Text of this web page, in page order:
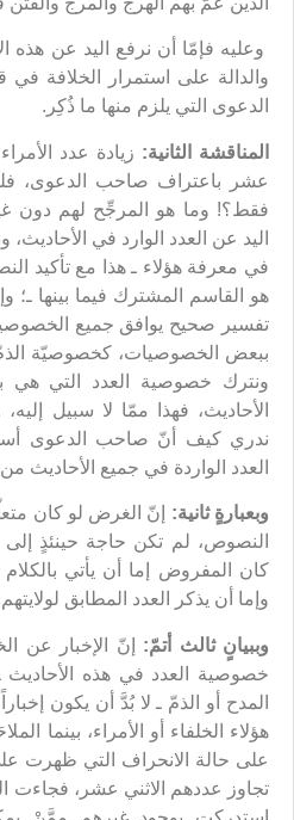
وعليه فإمّا أن نرفع اليد عن هذه
والدالة على استمرار الخلافة
الدعوى التي يلزم منها ما ذُكِر.
المناقشة الثانية: زيادة عدد
عشر باعتراف صاحب الدعوى،
فقط؟! وما هو المرجِّح لهم دون
اليد عن العدد الوارد في الأحاديث،
في معرفة هؤلاء ـ هذا مع تأكيد
هو القاسم المشترك فيما بينها ـ؛
تفسير صحيح يوافق جميع
ببعض الخصوصيات، كخصوصيّة
ونترك خصوصية العدد التي هي
الأحاديث، فهذا ممّا لا سبيل
ندري كيف أنّ صاحب الدعوى
العدد الواردة في جميع الأحاديث
وبعبارةٍ ثانية:
إنّ الغرض لو كان
النصوص، لم تكن حاجة حينئذٍ إلى
كان المفروض إما أن يأتي
وإما أن يذكر العدد المطابق
وببيانٍ ثالث أتمّ:
إنّ الإخبار عن
خصوصية العدد في هذه
المدح أو الذمّ ـ لا بُدَّ أن يكون
هؤلاء الخلفاء أو الأمراء، بينما
على حالة الانحراف التي ظهرت
تجاوز عددهم الاثني عشر، فجاءت